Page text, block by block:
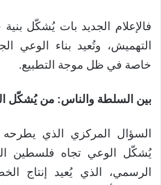
فالإعلام الجديد بات يُشكّل بنية
التهميش، وتُعيد بناء الوعي
خاصة في ظل موجة التطبيع.
بين السلطة والناس: من يُشكّل
السؤال المركزي الذي
يُشكّل الوعي تجاه فلسطين
الرسمي، الذي يُعيد إنتاج